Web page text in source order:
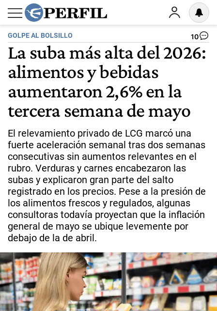
GOLPE AL BOLSILLO 10
La suba más alta del 2026:
alimentos y bebidas
aumentaron 2,6% en la
tercera semana de mayo
El relevamiento privado de LCG marcó una
fuerte aceleración semanal tras dos semanas
consecutivas sin aumentos relevantes en el
rubro. Verduras y carnes encabezaron las
subas y explicaron gran parte del salto
registrado en los precios. Pese a la presión de
los alimentos frescos y regulados, algunas
consultoras todavía proyectan que la inflación
general de mayo se ubique levemente por
debajo de la de abril.